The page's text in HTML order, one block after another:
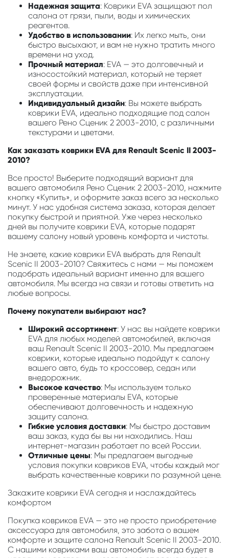
Надежная защита: Коврики EVA защищают пол
салона от грязи, пыли, воды и химических
реагентов.
Удобство в использовании: Их легко мыть, они
быстро высыхают, и вам не нужно тратить много
времени на уход.
Прочный материал: EVA — это долговечный и
износостойкий материал, который не теряет
своей формы и свойств даже при интенсивной
эксплуатации.
Индивидуальный дизайн: Вы можете выбрать
коврики EVA, идеально подходящие под салон
вашего Рено Сценик 2 2003-2010, с различными
текстурами и цветами.
Как заказать коврики EVA для Renault Scenic II 2003-
2010?
Все просто! Выберите подходящий вариант для
вашего автомобиля Рено Сценик 2 2003-2010, нажмите
кнопку «Купить», и оформите заказ всего за несколько
минут. У нас удобная система заказа, которая делает
покупку быстрой и приятной. Уже через несколько
дней вы получите коврики EVA, которые подарят
вашему салону новый уровень комфорта и чистоты.
Не знаете, какие коврики EVA выбрать для Renault
Scenic II 2003-2010? Свяжитесь с нами — мы поможем
подобрать идеальный вариант именно для вашего
автомобиля. Мы всегда на связи и готовы ответить на
любые вопросы.
Почему покупатели выбирают нас?
Широкий ассортимент: У нас вы найдете коврики
EVA для любых моделей автомобилей, включая
ваш Renault Scenic II 2003-2010. Мы предлагаем
коврики, которые идеально подойдут к салону
вашего авто, будь то кроссовер, седан или
внедорожник.
Высокое качество: Мы используем только
проверенные материалы EVA, которые
обеспечивают долговечность и надежную
защиту салона.
Гибкие условия доставки: Мы быстро доставим
ваш заказ, куда бы вы ни находились. Наш
интернет-магазин работает по всей России.
Отличные цены: Мы предлагаем выгодные
условия покупки ковриков EVA, чтобы каждый мог
выбрать качественные коврики по разумной цене.
Закажите коврики EVA сегодня и наслаждайтесь
комфортом
Покупка ковриков EVA — это не просто приобретение
аксессуара для автомобиля, это забота о вашем
комфорте и защите салона Renault Scenic II 2003-2010.
С нашими ковриками ваш автомобиль всегда будет в